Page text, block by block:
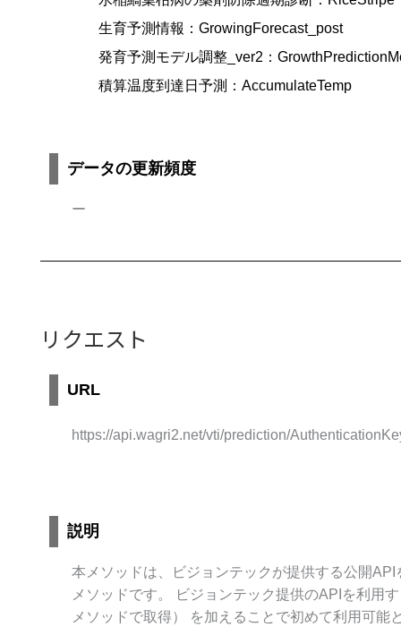
生育予測情報：GrowingForecast_post
発育予測モデル調整_ver2：
積算温度到達日予測：AccumulateTemp
データの更新頻度
ー
リクエスト
URL
https://api.wagri2.net/vti/prediction/
説明
本メソッドは、ビジョンテックが提供する公開
メソッドです。 ビジョンテック提供のAPIを利用
メソッドで取得） を加えることで初めて利用可能